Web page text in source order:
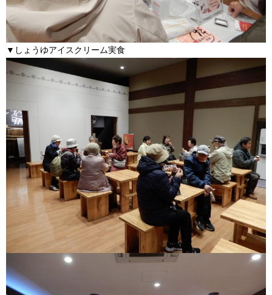
▼しょうゆアイスクリーム実食